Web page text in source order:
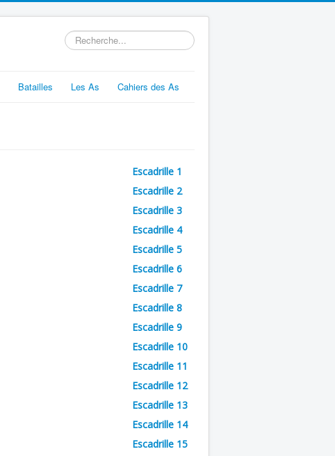
Rechercher
Batailles Les As Cahiers des As
Escadrille 1
Escadrille 2
Escadrille 3
Escadrille 4
Escadrille 5
Escadrille 6
Escadrille 7
Escadrille 8
Escadrille 9
Escadrille 10
Escadrille 11
Escadrille 12
Escadrille 13
Escadrille 14
Escadrille 15